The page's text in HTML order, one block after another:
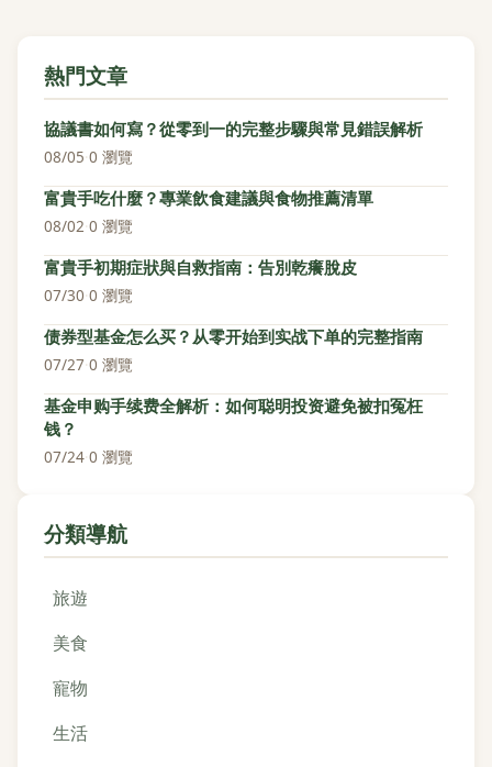
熱門文章
協議書如何寫？從零到一的完整步驟與常見錯誤解析
08/05·0 瀏覽
富貴手吃什麼？專業飲食建議與食物推薦清單
08/02·0 瀏覽
富貴手初期症狀與自救指南：告別乾癢脫皮
07/30·0 瀏覽
债券型基金怎么买？从零开始到实战下单的完整指南
07/27·0 瀏覽
基金申购手续费全解析：如何聪明投资避免被扣冤枉
钱？
07/24·0 瀏覽
分類導航
旅遊
美食
寵物
生活